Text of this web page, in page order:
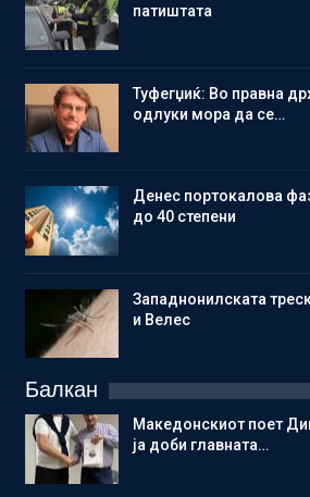
патиштата
Туфегџиќ: Во правна
одлуки мора да се…
Денес портокалова
до 40 степени
Западнонилската
и Велес
Балкан
Македонскиот поет
ја доби главната…